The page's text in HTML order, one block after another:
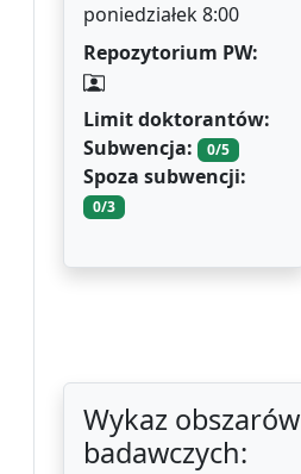
poniedziałek 8:00
Repozytorium PW:
Limit doktorantów:
Subwencja:
0/5
Spoza subwencji:
0/3
Wykaz obszarów
badawczych: